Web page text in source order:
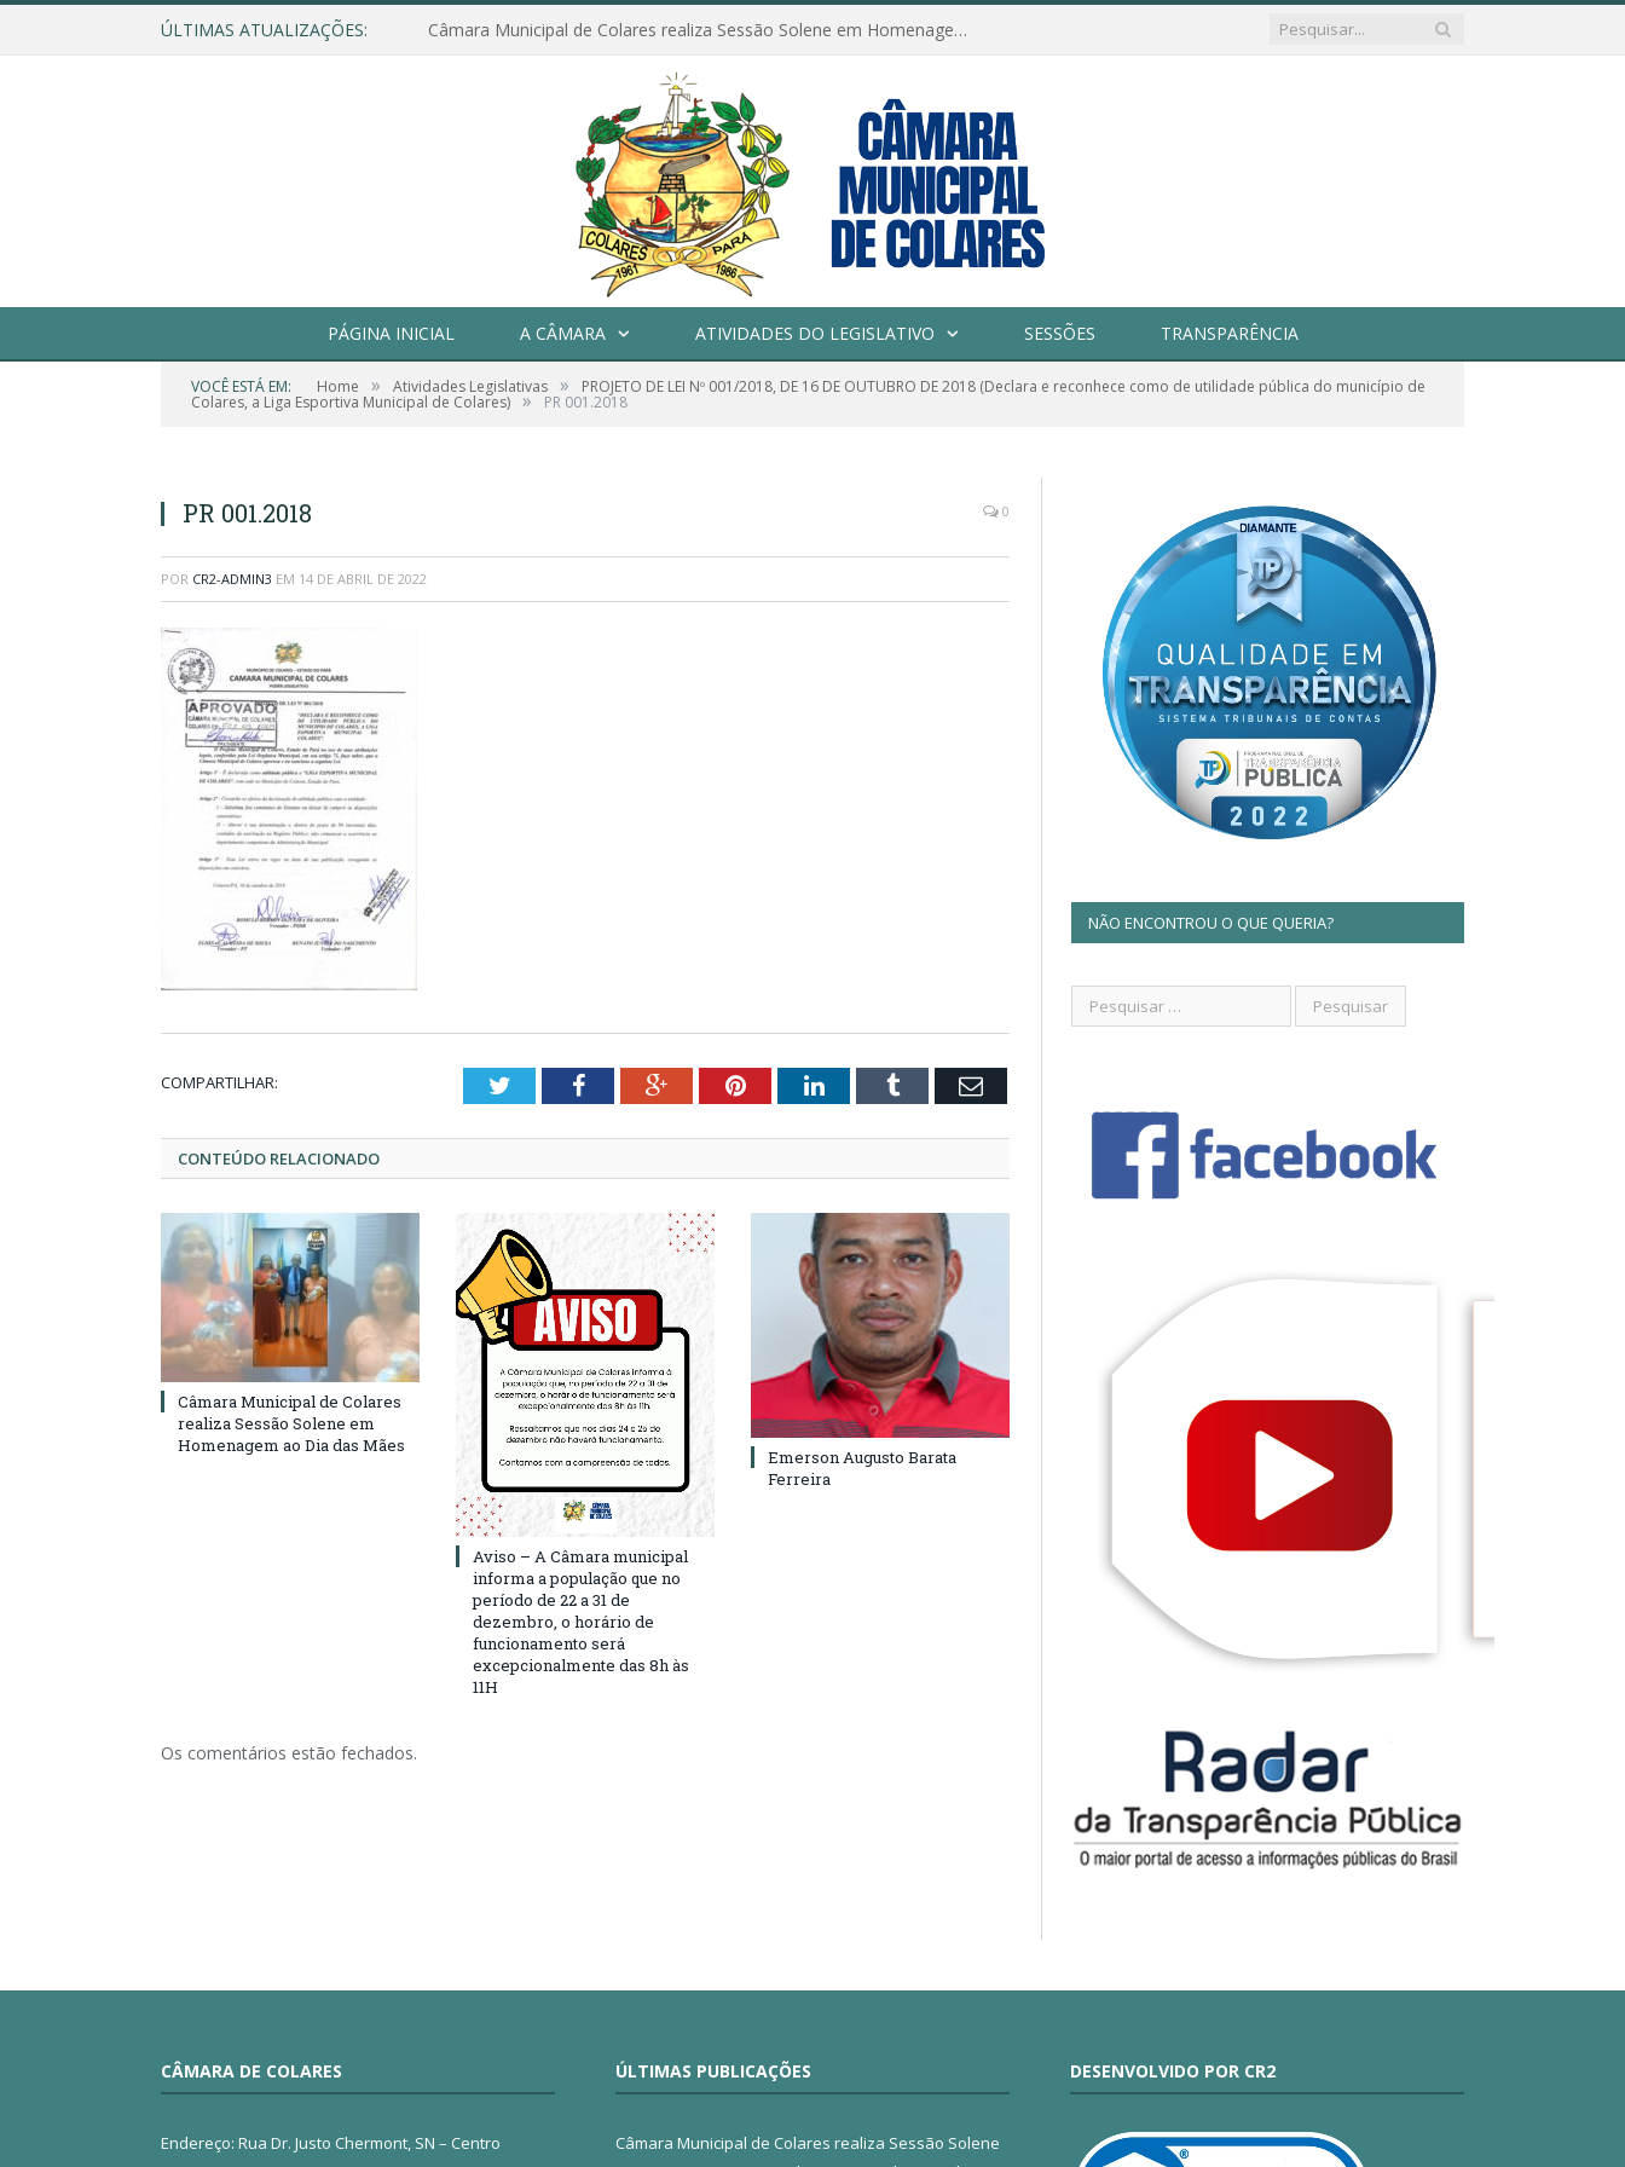
ÚLTIMAS ATUALIZAÇÕES: Câmara Municipal de Colares realiza Sessão Solene em Homenagem ao Dia das Mães
PÁGINA INICIAL A CÂMARA ATIVIDADES DO LEGISLATIVO SESSÕES TRANSPARÊNCIA
VOCÊ ESTÁ EM: Home » Atividades Legislativas » PROJETO DE LEI Nº 001/2018, DE 16 DE OUTUBRO DE 2018 (Declara e reconhece como de utilidade pública do município de
Colares, a Liga Esportiva Municipal de Colares) » PR 001.2018
PR 001.2018 0
POR CR2-ADMIN3 EM 14 DE ABRIL DE 2022
COMPARTILHAR: TwitterFacebookGoogle+PinterestLinkedInTumblr Email
CONTEÚDO RELACIONADO
Câmara Municipal de Colares
realiza Sessão Solene em
Homenagem ao Dia das Mães
Aviso – A Câmara municipal
informa a população que no
período de 22 a 31 de
dezembro, o horário de
funcionamento será
excepcionalmente das 8h às
11H
Emerson Augusto Barata
Ferreira
Os comentários estão fechados.
NÃO ENCONTROU O QUE QUERIA?
CÂMARA DE COLARES
Endereço: Rua Dr. Justo Chermont, SN – Centro
ÚLTIMAS PUBLICAÇÕES
Câmara Municipal de Colares realiza Sessão Solene
DESENVOLVIDO POR CR2